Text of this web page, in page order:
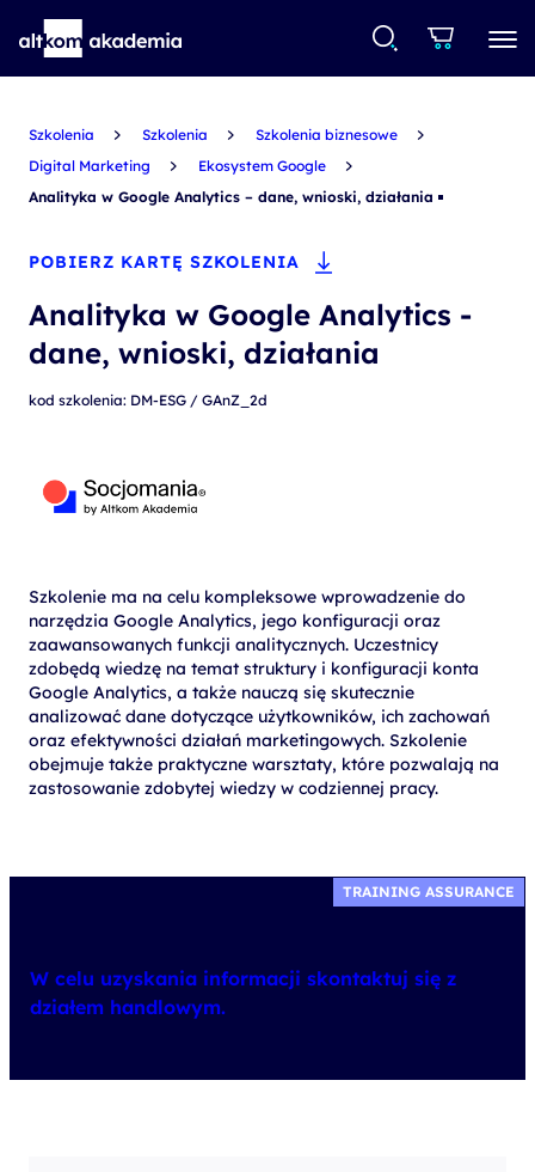
Szkolenia Szkolenia
Szkolenia biznesowe
Digital Marketing
Ekosystem Google
Analityka w Google Analytics – dane, wnioski, działania
POBIERZ KARTĘ SZKOLENIA
Analityka w Google Analytics -
dane, wnioski, działania
kod szkolenia: DM-ESG / GAnZ_2d
Szkolenie ma na celu kompleksowe wprowadzenie do
narzędzia Google Analytics, jego konfiguracji oraz
zaawansowanych funkcji analitycznych. Uczestnicy
zdobędą wiedzę na temat struktury i konfiguracji konta
Google Analytics, a także nauczą się skutecznie
analizować dane dotyczące użytkowników, ich zachowań
oraz efektywności działań marketingowych. Szkolenie
obejmuje także praktyczne warsztaty, które pozwalają na
zastosowanie zdobytej wiedzy w codziennej pracy.
TRAINING ASSURANCE
W celu uzyskania informacji skontaktuj się z
działem handlowym.